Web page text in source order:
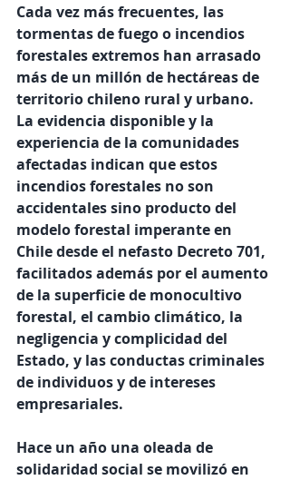
Cada vez más frecuentes, las
tormentas de fuego o incendios
forestales extremos han arrasado
más de un millón de hectáreas de
territorio chileno rural y urbano.
La evidencia disponible y la
experiencia de la comunidades
afectadas indican que estos
incendios forestales no son
accidentales sino producto del
modelo forestal imperante en
Chile desde el nefasto Decreto 701,
facilitados además por el aumento
de la superficie de monocultivo
forestal, el cambio climático, la
negligencia y complicidad del
Estado, y las conductas criminales
de individuos y de intereses
empresariales.
Hace un año una oleada de
solidaridad social se movilizó en